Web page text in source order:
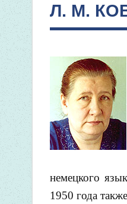
Л. М.
немецкого
1950 года